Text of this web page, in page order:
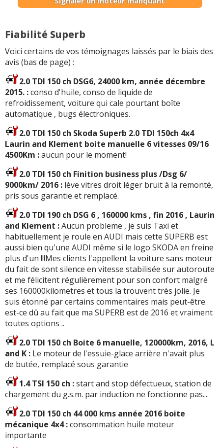
Fiabilité Superb
Voici certains de vos témoignages laissés par le biais des
avis (bas de page) :
2.0 TDI 150 ch DSG6, 24000 km, année décembre
2015. :conso d'huile, conso de liquide de
refroidissement, voiture qui cale pourtant boîte
automatique , bugs électroniques.
2.0 TDI 150 ch Skoda Superb 2.0 TDI 150ch 4x4
Laurin and Klement boite manuelle 6 vitesses 09/16
4500Km :aucun pour le moment!
2.0 TDI 150 ch Finition business plus /Dsg 6/
9000km/ 2016 : lève vitres droit léger bruit à la remonté,
pris sous garantie et remplacé.
2.0 TDI 190 ch DSG 6 , 160000 kms , fin 2016 , Laurin
and Klement :Aucun probleme , je suis Taxi et
habituellement je roule en AUDI mais cette SUPERB est
aussi bien qu'une AUDI même si le logo SKODA en freine
plus d'un !!!Mes clients l'appellent la voiture sans moteur
du fait de sont silence en vitesse stabilisée sur autoroute
et me félicitent régulièrement pour son confort malgré
ses 160000kilometres et tous la trouvent très jolie. Je
suis étonné par certains commentaires mais peut-être
est-ce dû au fait que ma SUPERB est de 2016 et vraiment
toutes options ..
2.0 TDI 150 ch Boite 6 manuelle, 120000km, 2016, L
and K : Le moteur de l'essuie-glace arrière n'avait plus
de butée, remplacé sous garantie
1.4 TSI 150 ch :start and stop défectueux, station de
chargement du g.s.m. par induction ne fonctionne pas...
2.0 TDI 150 ch 44 000 kms année 2016 boite
mécanique 4x4 :consommation huile moteur
importante